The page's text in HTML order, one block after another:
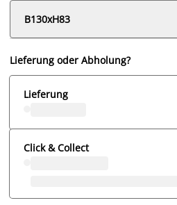
B130xH83
Lieferung oder Abholung?
Lieferung
Click & Collect